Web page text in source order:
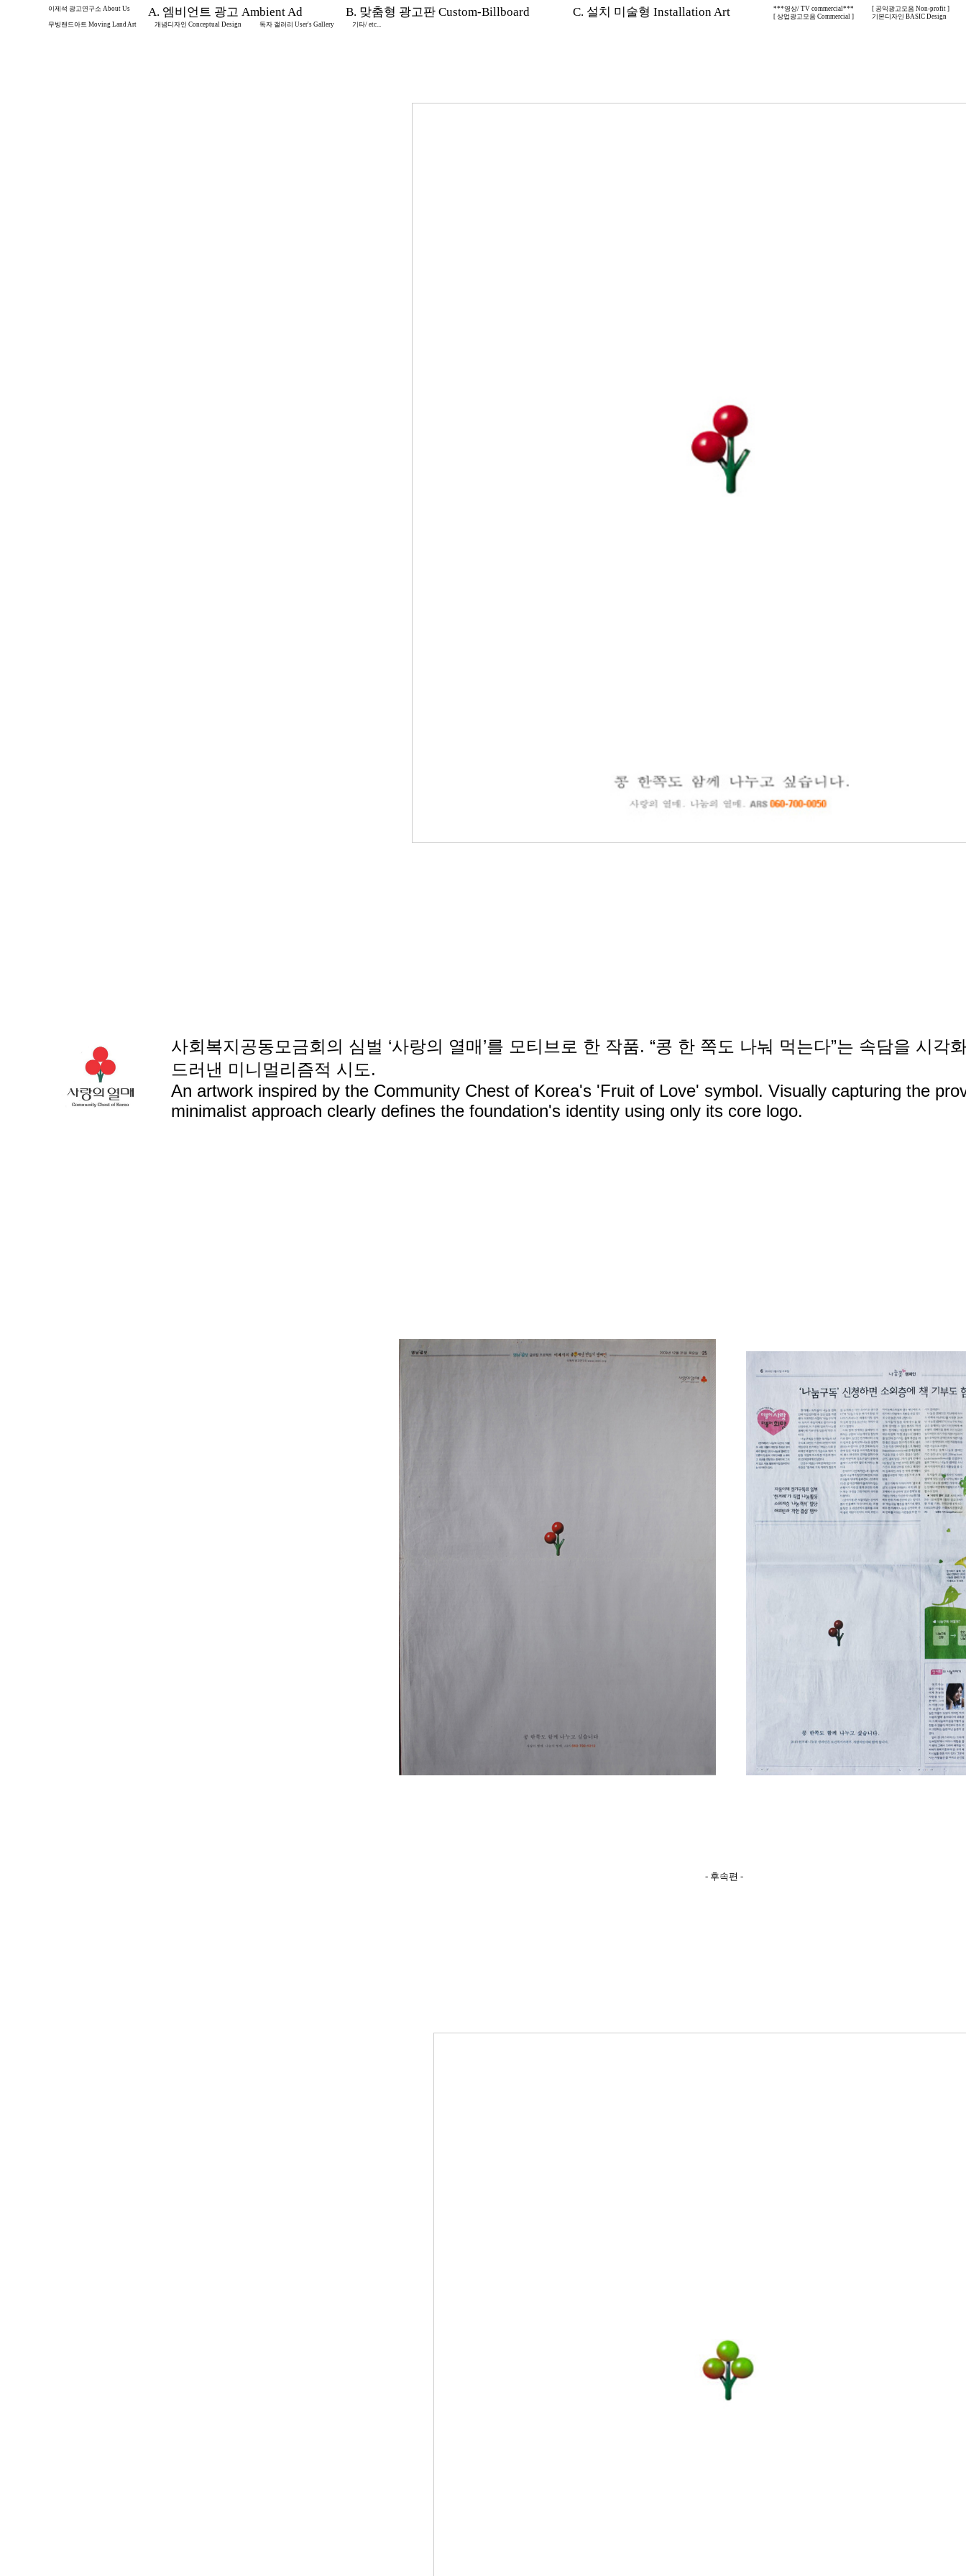
이제석 광고연구소 About Us A. 엠비언트 광고 Ambient Ad B. 맞춤형 광고판 Custom-Billboard C. 설치 미술형 Installation Art ***영상/ TV commercial***
[ 공익광고모음 Non-profit ]
[ 상업광고모음 Commercial ]
기본디자인 BASIC Design
무빙랜드아트 Moving Land Art
개념디자인 Conceptual Design 독자 갤러리 User's Gallery 기타/ etc...
사회복지공동모금회의 심벌 ‘사랑의 열매’를 모티브로 한 작품. “콩 한 쪽도 나눠 먹는다”는 속담을 시
드러낸 미니멀리즘적 시도.
An artwork inspired by the Community Chest of Korea's 'Fruit of Love' symbol. Visually capturing the
minimalist approach clearly defines the foundation's identity using only its core logo.
- 후속편 -